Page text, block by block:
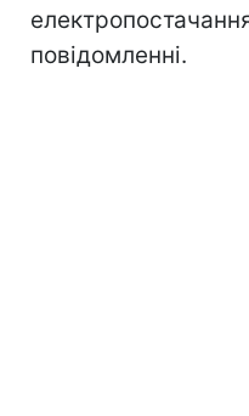
повідомленні.